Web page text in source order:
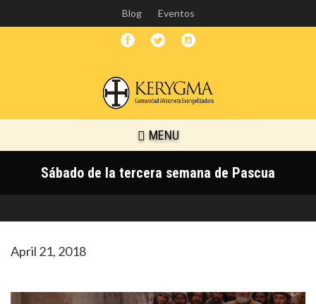
Skip
to
main
Blog Eventos
MENU
Sábado de la tercera semana de Pascua
April 21, 2018